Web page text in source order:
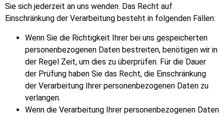
Sie sich jederzeit an uns wenden. Das Recht auf
Einschränkung der Verarbeitung besteht in folgenden Fällen:
Wenn Sie die Richtigkeit Ihrer bei uns gespeicherten
personenbezogenen Daten bestreiten, benötigen wir in
der Regel Zeit, um dies zu überprüfen. Für die Dauer
der Prüfung haben Sie das Recht, die Einschränkung
der Verarbeitung Ihrer personenbezogenen Daten zu
verlangen.
Wenn die Verarbeitung Ihrer personenbezogenen Daten